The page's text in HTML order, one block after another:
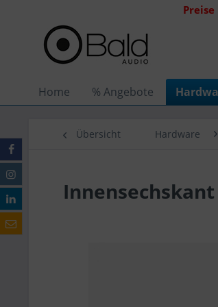
Home % Angebote
Übersicht Hardware